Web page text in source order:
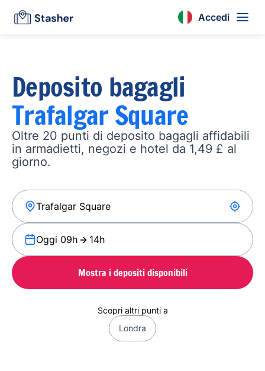
Accedi
Deposito bagagli
Trafalgar Square
Oltre 20 punti di deposito bagagli affidabili
in armadietti, negozi e hotel da 1,49 £ al
giorno.
Oggi 09h 14h
Mostra i depositi disponibili
Scopri altri punti a
Londra